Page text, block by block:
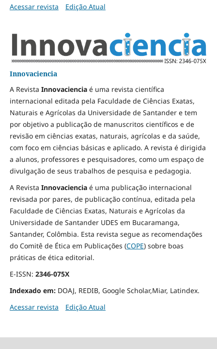
Acessar revista
Edição Atual
Innovaciencia
A Revista Innovacienciaé uma revista científica
internacional editada pela Faculdade de Ciências Exatas,
Naturais e Agrícolas da Universidade de Santander e tem
por objetivo a publicação de manuscritos científicos e de
revisão em ciências exatas, naturais, agrícolas e da saúde,
com foco em ciências básicas e aplicado. A revista é dirigida
a alunos, professores e pesquisadores, como um espaço de
divulgação de seus trabalhos de pesquisa e pedagogia.
A Revista Innovacienciaé uma publicação internacional
revisada por pares, de publicação contínua, editada pela
Faculdade de Ciências Exatas, Naturais e Agrícolas da
Universidade de Santander UDES em Bucaramanga,
Santander, Colômbia. Esta revista segue as recomendações
do Comitê de Ética em Publicações (COPE) sobre boas
práticas de ética editorial.
E-ISSN: 2346-075X
Indexado em: DOAJ, REDIB, Google Scholar,Miar, Latindex.
Acessar revista
Edição Atual